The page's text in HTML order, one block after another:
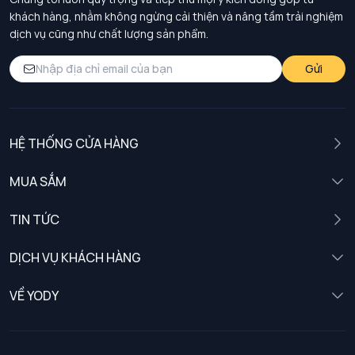
cho người tiêu dùng tìm kiếm một sản phẩm thời trang
nam giới có giá trị sử dụng lâu dài và phong cách năng
động.
khách hàng, nhằm không ngừng cải thiện và nâng tầm trải nghiệm
dịch vụ cũng như chất lượng sản phẩm.
Gửi
HỆ THỐNG CỬA HÀNG
MUA SẮM
TIN TỨC
DỊCH VỤ KHÁCH HÀNG
Chính sách khách hàng thân thiết
VỀ YODY